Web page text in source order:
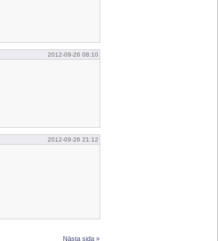
2012-09-26 08:10
2012-09-26 21:12
Nästa sida »